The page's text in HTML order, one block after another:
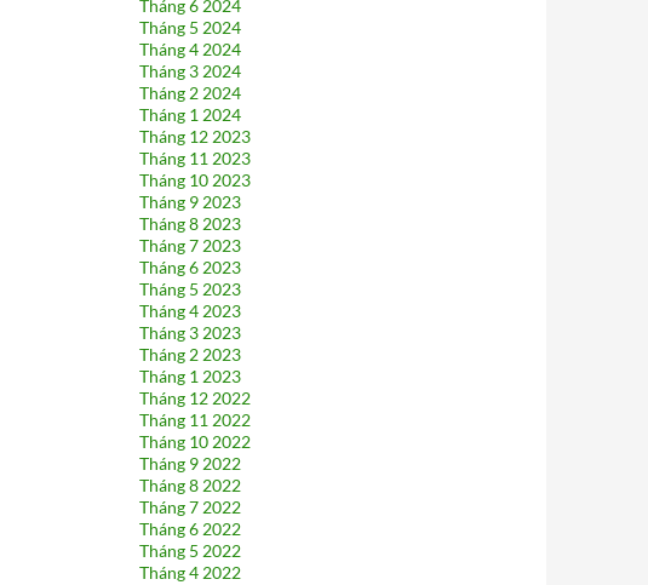
Tháng 6 2024
Tháng 5 2024
Tháng 4 2024
Tháng 3 2024
Tháng 2 2024
Tháng 1 2024
Tháng 12 2023
Tháng 11 2023
Tháng 10 2023
Tháng 9 2023
Tháng 8 2023
Tháng 7 2023
Tháng 6 2023
Tháng 5 2023
Tháng 4 2023
Tháng 3 2023
Tháng 2 2023
Tháng 1 2023
Tháng 12 2022
Tháng 11 2022
Tháng 10 2022
Tháng 9 2022
Tháng 8 2022
Tháng 7 2022
Tháng 6 2022
Tháng 5 2022
Tháng 4 2022